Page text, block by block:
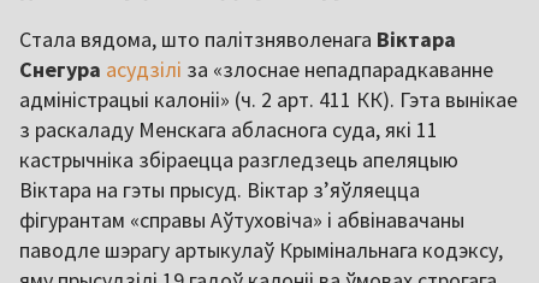
Стала вядома, што палітзняволенага Віктара
Снегура асудзілі за «злоснае непадпарадкаванне
адміністрацыі калоніі» (ч. 2 арт. 411 КК). Гэта вынікае
з раскаладу Менскага абласнога суда, які 11
кастрычніка збіраецца разгледзець апеляцыю
Віктара на гэты прысуд. Віктар з’яўляецца
фігурантам «справы Аўтуховіча» і абвінавачаны
паводле шэрагу артыкулаў Крымінальнага кодэксу,